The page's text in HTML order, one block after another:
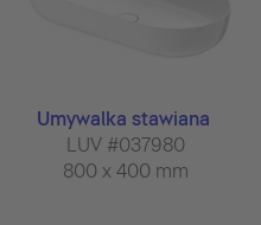
Umywalka stawiana
LUV #037980
800 x 400 mm